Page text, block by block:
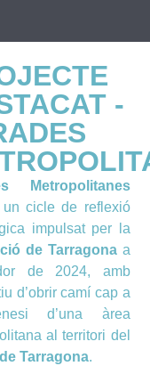
-
Metropolitanes
cicle de reflexió
impulsat per la
de Tarragonaa
de 2024, amb
d’obrir camí cap a
d’una àrea
al territori del
Tarragona.